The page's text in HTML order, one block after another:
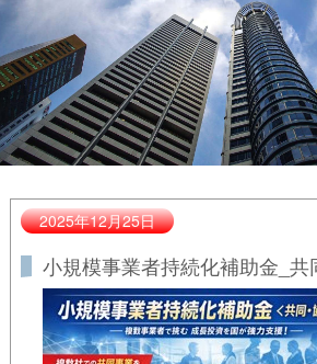
2025年12月25日
小規模事業者持続化補助金_